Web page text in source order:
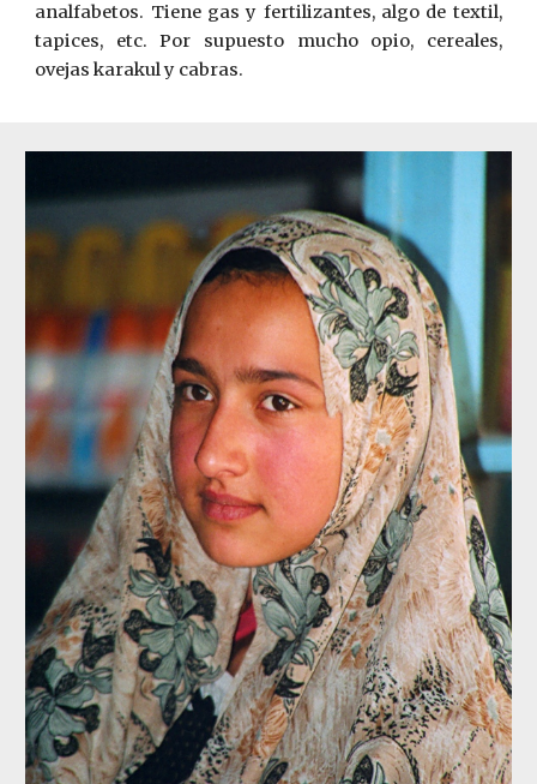
analfabetos. Tiene gas y fertilizantes, algo de textil,
tapices, etc. Por supuesto mucho opio, cereales,
ovejas karakul y cabras.